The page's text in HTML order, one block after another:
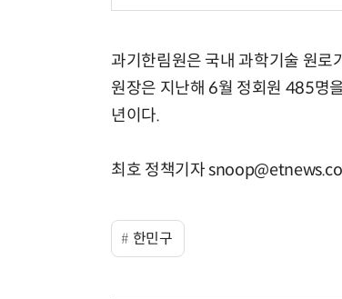
과기한림원은 국내 과학기술 원로
원장은 지난해 6월 정회원 485명
년이다.
최호 정책기자
한민구